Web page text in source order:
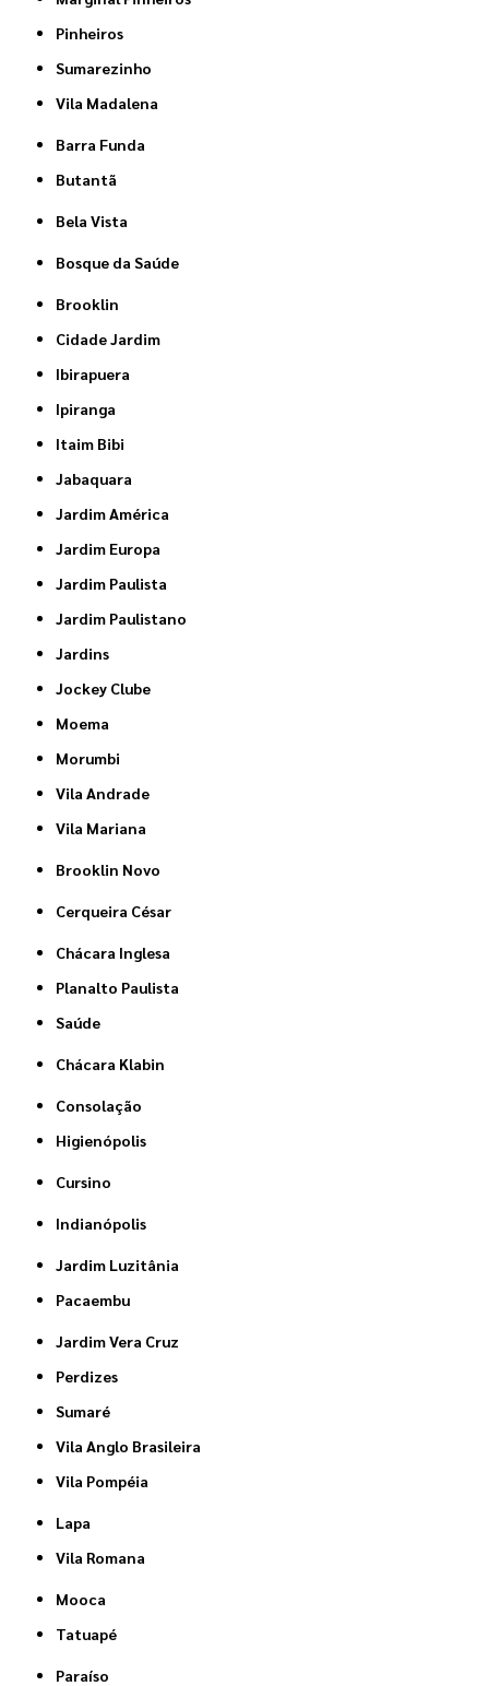
Pinheiros
Sumarezinho
Vila Madalena
Barra Funda
Butantã
Bela Vista
Bosque da Saúde
Brooklin
Cidade Jardim
Ibirapuera
Ipiranga
Itaim Bibi
Jabaquara
Jardim América
Jardim Europa
Jardim Paulista
Jardim Paulistano
Jardins
Jockey Clube
Moema
Morumbi
Vila Andrade
Vila Mariana
Brooklin Novo
Cerqueira César
Chácara Inglesa
Planalto Paulista
Saúde
Chácara Klabin
Consolação
Higienópolis
Cursino
Indianópolis
Jardim Luzitânia
Pacaembu
Jardim Vera Cruz
Perdizes
Sumaré
Vila Anglo Brasileira
Vila Pompéia
Lapa
Vila Romana
Mooca
Tatuapé
Paraíso